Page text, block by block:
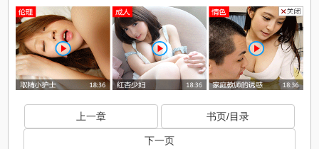
上一章 书页/目录
下一页